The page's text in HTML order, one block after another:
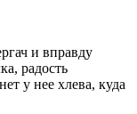
и вправду
радость
у нее хлева, куда